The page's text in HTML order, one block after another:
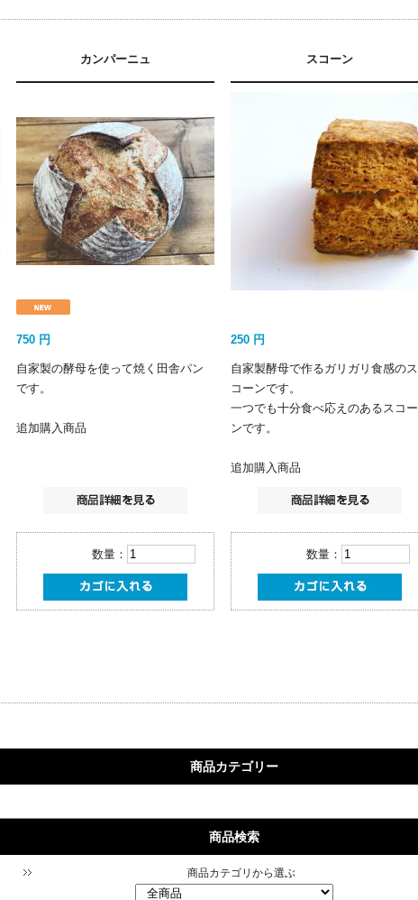
カンパーニュ
750 円
自家製の酵母を使って焼く田舎パン
です。
追加購入商品
数量：
スコーン
250 円
自家製酵母で作るガリガリ食感のス
コーンです。
一つでも十分食べ応えのあるスコー
ンです。
追加購入商品
数量：
商品カテゴリー
商品検索
商品カテゴリから選ぶ